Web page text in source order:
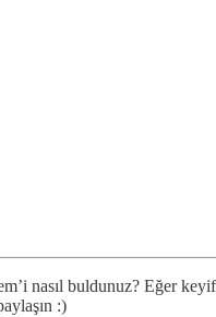
nasıl buldunuz? Eğer keyif
:)